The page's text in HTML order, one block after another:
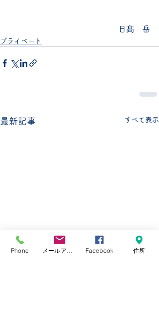
日髙　岳
プライベート
最新記事 すべて表示
Phone Facebook 住所